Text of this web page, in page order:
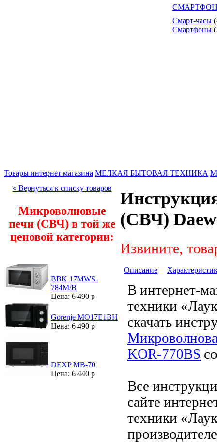
Смарт-часы
Смартфоны
Товары интернет магазина МЕЛКАЯ БЫТОВАЯ ТЕХНИКА
« Вернуться к списку товаров
Микроволновые
печи (СВЧ) в той же
ценовой категории:
BBK 17MWS-
784M/B
Цена: 6 490 р
Gorenje MO17E1BH
Цена: 6 490 р
DEXP MB-70
Цена: 6 440 р
(СВЧ)
Извините,
Описание
В интернет-
техники
скачать
KOR-770BS
Все
сайте
техники